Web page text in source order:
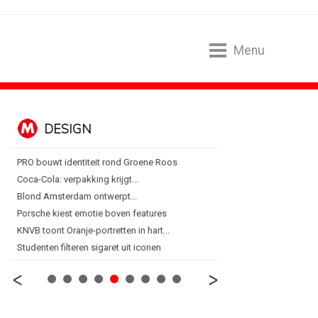
Menu
DESIGN
PRO bouwt identiteit rond Groene Roos
Coca-Cola: verpakking krijgt...
Blond Amsterdam ontwerpt...
Porsche kiest emotie boven features
KNVB toont Oranje-portretten in hart...
Studenten filteren sigaret uit iconen